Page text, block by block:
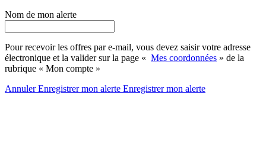
Nom de mon alerte
Pour recevoir les offres par e-mail, vous devez saisir votre adresse
électronique et la valider sur la page « Mes coordonnées » de la
rubrique « Mon compte »
AnnulerEnregistrer mon alerte Enregistrermon alerte